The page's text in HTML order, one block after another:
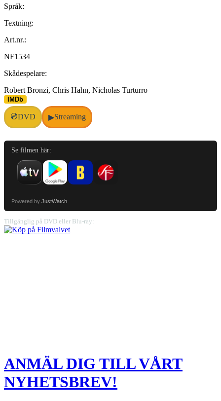
Språk:
Textning:
Art.nr.:
NF1534
Skådespelare:
Robert Bronzi, Chris Hahn, Nicholas Turturro
IMDb
💿DVD ▶Streaming
Se filmen här:
Powered by JustWatch
Tillgänglig på DVD eller Blu-ray:
ANMÄL DIG TILL VÅRT
NYHETSBREV!